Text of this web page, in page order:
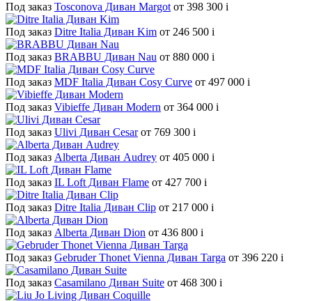
Под заказ Tosconova Диван Margot от 398 300 i
Под заказ Ditre Italia Диван Kim от 246 500 i
Под заказ BRABBU Диван Nau от 880 000 i
Под заказ MDF Italia Диван Cosy Curve от 497 000 i
Под заказ Vibieffe Диван Modern от 364 000 i
Под заказ Ulivi Диван Cesar от 769 300 i
Под заказ Alberta Диван Audrey от 405 000 i
Под заказ IL Loft Диван Flame от 427 700 i
Под заказ Ditre Italia Диван Clip от 217 000 i
Под заказ Alberta Диван Dion от 436 800 i
Под заказ Gebruder Thonet Vienna Диван Targa от 396 220 i
Под заказ Casamilano Диван Suite от 468 300 i